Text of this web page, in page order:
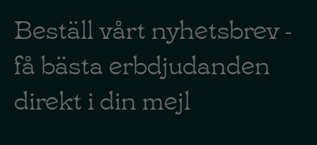
Beställ vårt nyhetsbrev -
få bästa erbdjudanden
direkt i din mejl